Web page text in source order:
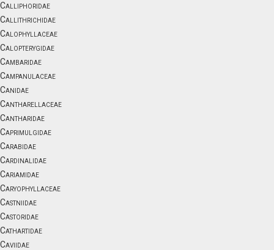
Calliphoridae
Callithrichidae
Calophyllaceae
Calopterygidae
Cambaridae
Campanulaceae
Canidae
Cantharellaceae
Cantharidae
Caprimulgidae
Carabidae
Cardinalidae
Cariamidae
Caryophyllaceae
Castniidae
Castoridae
Cathartidae
Caviidae